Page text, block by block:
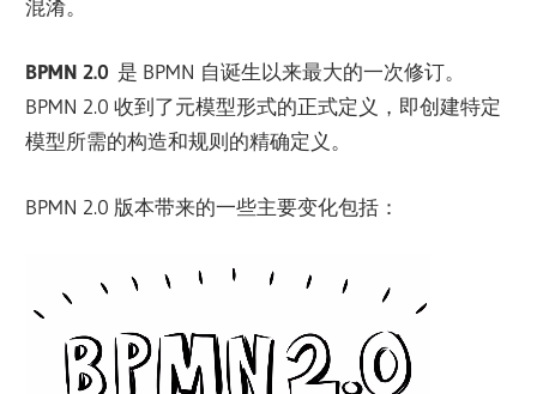
混淆。
BPMN 2.0 是 BPMN 自诞生以来最大的一次修订。
BPMN 2.0 收到了元模型形式的正式定义，即创建特定
模型所需的构造和规则的精确定义。
BPMN 2.0 版本带来的一些主要变化包括：